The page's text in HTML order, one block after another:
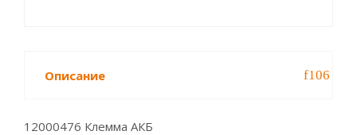
Описание
12000476 Клемма АКБ